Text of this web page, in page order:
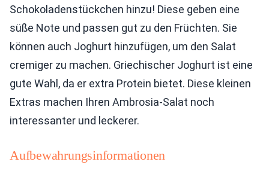
Schokoladenstückchen hinzu! Diese geben eine
süße Note und passen gut zu den Früchten. Sie
können auch Joghurt hinzufügen, um den Salat
cremiger zu machen. Griechischer Joghurt ist eine
gute Wahl, da er extra Protein bietet. Diese kleinen
Extras machen Ihren Ambrosia-Salat noch
interessanter und leckerer.
Aufbewahrungsinformationen